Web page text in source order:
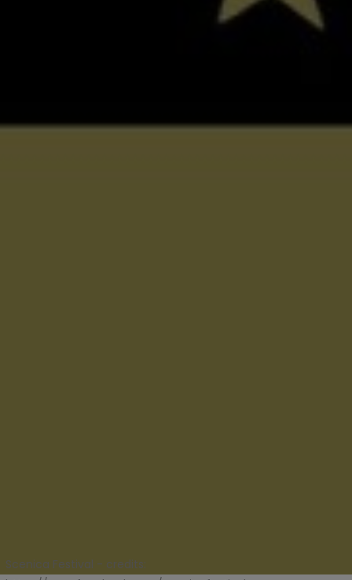
Scenica Festival - credits: